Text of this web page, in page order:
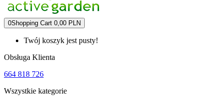
0Shopping Cart 0,00 PLN
Twój koszyk jest pusty!
Obsługa Klienta
664 818 726
Wszystkie kategorie